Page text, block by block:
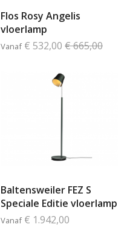
Flos Rosy Angelis
vloerlamp
Vanaf € 532,00 € 665,00
Baltensweiler FEZ S
Speciale Editie vloerlamp
Vanaf € 1.942,00